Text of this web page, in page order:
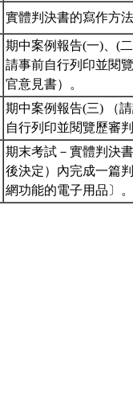
實體判決書的寫作方
期中案例報告(一)、(
請事前自行列印並閱
官意見書）。
期中案例報告(三) （
自行列印並閱覽歷審
期末考試－實體判決
後決定）內完成一篇
網功能的電子用品〕